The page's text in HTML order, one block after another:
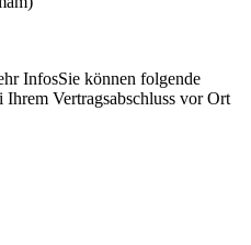
InfosSie können folgende
Ihrem Vertragsabschluss vor Ort